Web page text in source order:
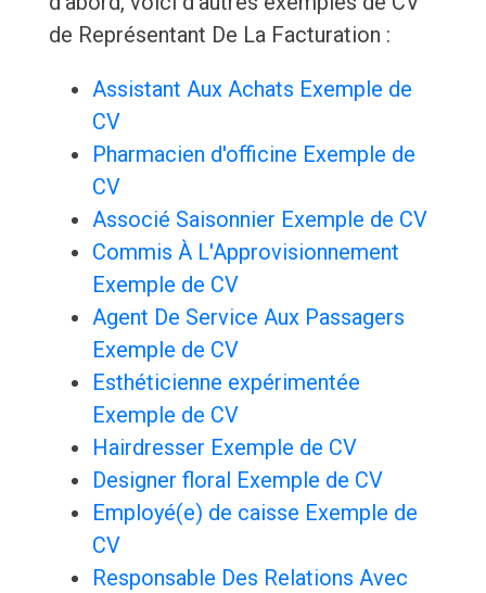
de Représentant De La Facturation :
Assistant Aux Achats Exemple de
CV
Pharmacien d'officine Exemple de
CV
Associé Saisonnier Exemple de CV
Commis À L'Approvisionnement
Exemple de CV
Agent De Service Aux Passagers
Exemple de CV
Esthéticienne expérimentée
Exemple de CV
Hairdresser Exemple de CV
Designer floral Exemple de CV
Employé(e) de caisse Exemple de
CV
Responsable Des Relations Avec